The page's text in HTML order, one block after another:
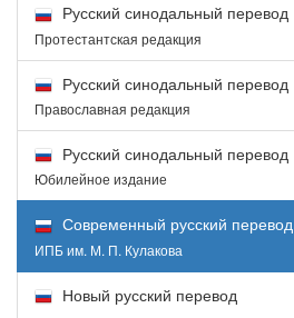
Русский синодальный перевод
Протестантская редакция
Русский синодальный перевод
Православная редакция
Русский синодальный перевод
Юбилейное издание
Современный русский перевод
ИПБ им. М. П. Кулакова
Новый русский перевод